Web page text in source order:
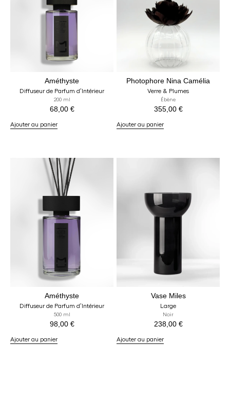
Améthyste
Diffuseur de Parfum d’Intérieur
200 ml
68,00 €
Ajouter au panier
Photophore Nina Camélia
Verre & Plumes
Ébène
355,00 €
Ajouter au panier
Améthyste
Diffuseur de Parfum d’Intérieur
500 ml
98,00 €
Ajouter au panier
Vase Miles
Large
Noir
238,00 €
Ajouter au panier